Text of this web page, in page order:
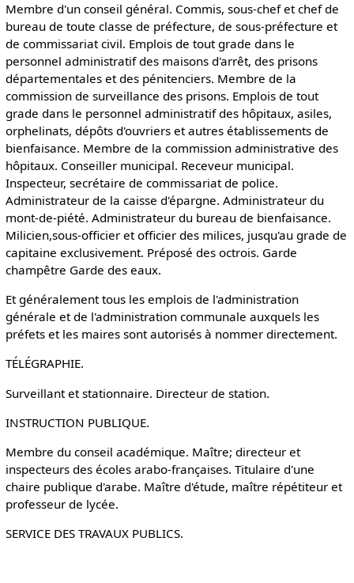
Membre d'un conseil général. Commis, sous-chef et chef de
bureau de toute classe de préfecture, de sous-préfecture et
de commissariat civil. Emplois de tout grade dans le
personnel administratif des maisons d'arrêt, des prisons
départementales et des pénitenciers. Membre de la
commission de surveillance des prisons. Emplois de tout
grade dans le personnel administratif des hôpitaux, asiles,
orphelinats, dépôts d'ouvriers et autres établissements de
bienfaisance. Membre de la commission administrative des
hôpitaux. Conseiller municipal. Receveur municipal.
Inspecteur, secrétaire de commissariat de police.
Administrateur de la caisse d'épargne. Administrateur du
mont-de-piété. Administrateur du bureau de bienfaisance.
Milicien,sous-officier et officier des milices, jusqu'au grade de
capitaine exclusivement. Préposé des octrois. Garde
champêtre Garde des eaux.
Et généralement tous les emplois de l'administration
générale et de l'administration communale auxquels les
préfets et les maires sont autorisés à nommer directement.
TÉLÉGRAPHIE.
Surveillant et stationnaire. Directeur de station.
INSTRUCTION PUBLIQUE.
Membre du conseil académique. Maître; directeur et
inspecteurs des écoles arabo-françaises. Titulaire d'une
chaire publique d'arabe. Maître d'étude, maître répétiteur et
professeur de lycée.
SERVICE DES TRAVAUX PUBLICS.